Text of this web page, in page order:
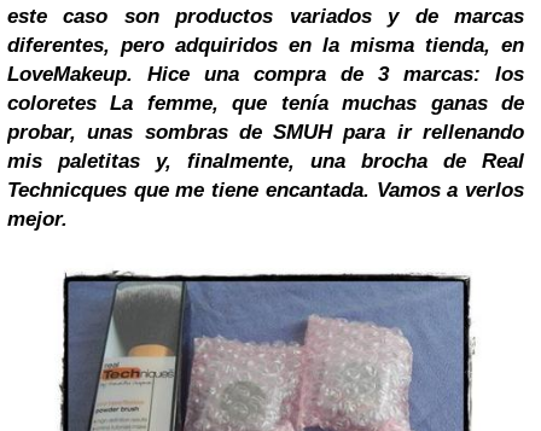
este caso son productos variados y de marcas
diferentes, pero adquiridos en la misma tienda, en
LoveMakeup. Hice una compra de 3 marcas: los
coloretes La femme, que tenía muchas ganas de
probar, unas sombras de SMUH para ir rellenando
mis paletitas y, finalmente, una brocha de Real
Technicques que me tiene encantada. Vamos a verlos
mejor.